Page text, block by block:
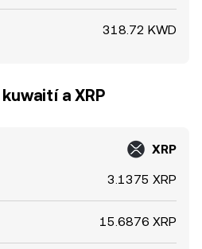
318.72 KWD
a XRP
XRP
3.1375 XRP
15.6876 XRP